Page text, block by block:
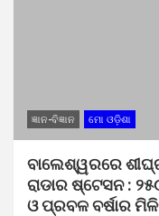
ଜ୍ଞାନ-ବିଜ୍ଞାନ ମୋ ଓଡ଼ିଶା
ବାଲେଶ୍ୱରରେ
ରାଡାର ଷ୍ଟେସନ :
ଓ ପ୍ରବଳ ବର୍ଷାର